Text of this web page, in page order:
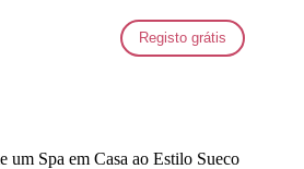
Registo grátis
um Spa em Casa ao Estilo Sueco